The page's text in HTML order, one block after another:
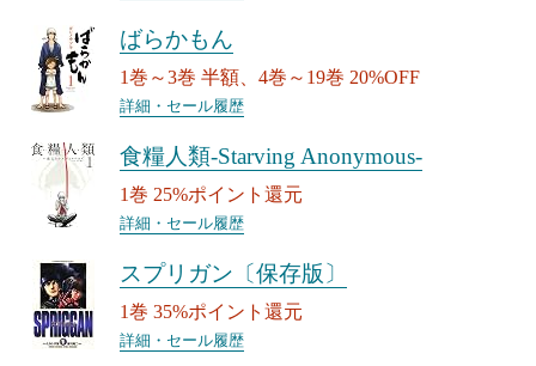
ばらかもん
1巻～3巻 半額、4巻～19巻 20%OFF
詳細・セール履歴
食糧人類-Starving Anonymous-
1巻 25%ポイント還元
詳細・セール履歴
スプリガン〔保存版〕
1巻 35%ポイント還元
詳細・セール履歴